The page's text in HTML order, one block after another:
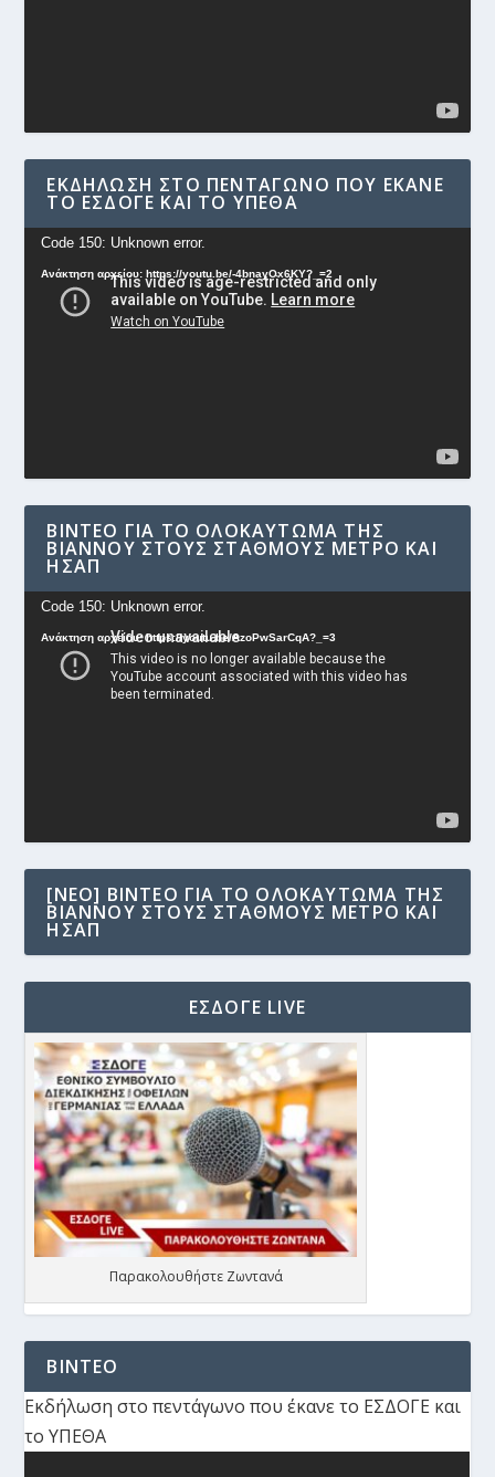
ΕΚΔΉΛΩΣΗ ΣΤΟ ΠΕΝΤΆΓΩΝΟ ΠΟΥ ΈΚΑΝΕ
ΤΟ ΕΣΔΟΓΕ ΚΑΙ ΤΟ ΥΠΕΘΑ
Πρόγραμμα
Αναπαραγωγής
Βίντεο
Code 150: Unknown error.
Ανάκτηση αρχείου: https://youtu.be/-4bnayOx6KY?_=2
ΒΊΝΤΕΟ ΓΙΑ ΤΟ ΟΛΟΚΑΎΤΩΜΑ ΤΗΣ
ΒΙΆΝΝΟΥ ΣΤΟΥΣ ΣΤΑΘΜΟΎΣ ΜΕΤΡΟ ΚΑΙ
ΗΣΑΠ
Πρόγραμμα
Αναπαραγωγής
Βίντεο
Code 150: Unknown error.
Ανάκτηση αρχείου: https://youtu.be/AzoPwSarCqA?_=3
[NEO] ΒΊΝΤΕΟ ΓΙΑ ΤΟ ΟΛΟΚΑΎΤΩΜΑ ΤΗΣ
ΒΙΆΝΝΟΥ ΣΤΟΥΣ ΣΤΑΘΜΟΎΣ ΜΕΤΡΟ ΚΑΙ
ΗΣΑΠ
ΕΣΔΟΓΕ LIVE
Παρακολουθήστε Ζωντανά
ΒΙΝΤΕΟ
Εκδήλωση στο πεντάγωνο που έκανε το ΕΣΔΟΓΕ και
το ΥΠΕΘΑ